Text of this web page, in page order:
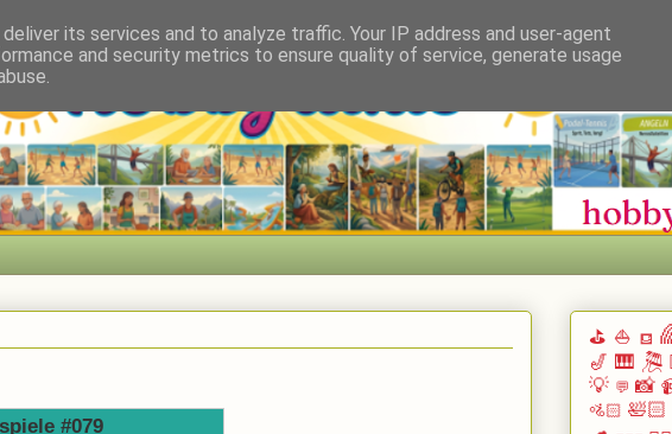
#079
⛳ ⛵ ⛾
🎷 🎹 🎘
💡 💬 📸
🚵🏻 🛀🏻
its services and to analyze traffic. Your IP address and user-agent
and security metrics to ensure quality of service, generate usage